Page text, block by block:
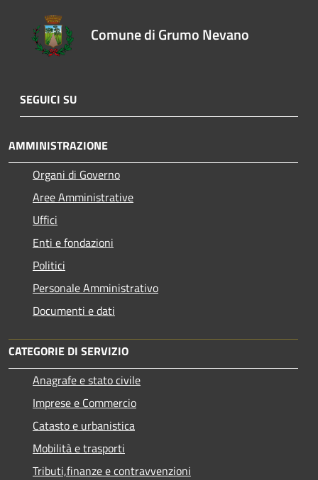
Comune di Grumo Nevano
SEGUICI SU
AMMINISTRAZIONE
Organi di Governo
Aree Amministrative
Uffici
Enti e fondazioni
Politici
Personale Amministrativo
Documenti e dati
CATEGORIE DI SERVIZIO
Anagrafe e stato civile
Imprese e Commercio
Catasto e urbanistica
Mobilità e trasporti
Tributi,finanze e contravvenzioni